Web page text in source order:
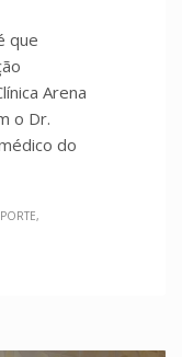
que
Arena
o Dr.
do